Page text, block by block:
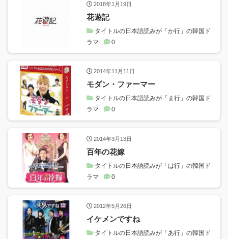
2018年1月19日
花遊記
タイトルの日本語読みが「か行」の韓国ド
ラマ
0
2014年11月11日
モダン・ファーマー
タイトルの日本語読みが「ま行」の韓国ド
ラマ
0
2014年3月13日
百年の花嫁
タイトルの日本語読みが「は行」の韓国ド
ラマ
0
2012年5月26日
イケメンですね
タイトルの日本語読みが「あ行」の韓国ド